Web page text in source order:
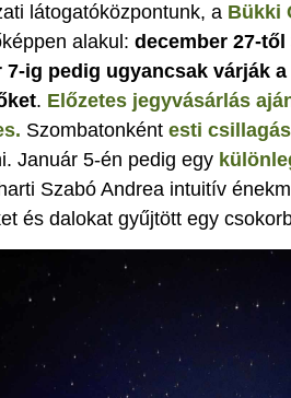
látogatóközpontunk, a Bükki
alakul: december 27-
7-ig pedig ugyancsak várják
. Előzetes jegyvásárlás
Szombatonként esti
Január 5-én pedig egy
Szabó Andrea intuitív
és dalokat gyűjtött egy